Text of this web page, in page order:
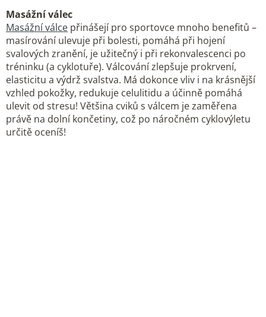
Masážní válec
Masážní válce přinášejí pro sportovce mnoho benefitů –
masírování ulevuje při bolesti, pomáhá při hojení
svalových zranění, je užitečný i při rekonvalescenci po
tréninku (a cyklotuře). Válcování zlepšuje prokrvení,
elasticitu a výdrž svalstva. Má dokonce vliv i na krásnější
vzhled pokožky, redukuje celulitidu a účinně pomáhá
ulevit od stresu! Většina cviků s válcem je zaměřena
právě na dolní končetiny, což po náročném cyklovýletu
určitě oceníš!